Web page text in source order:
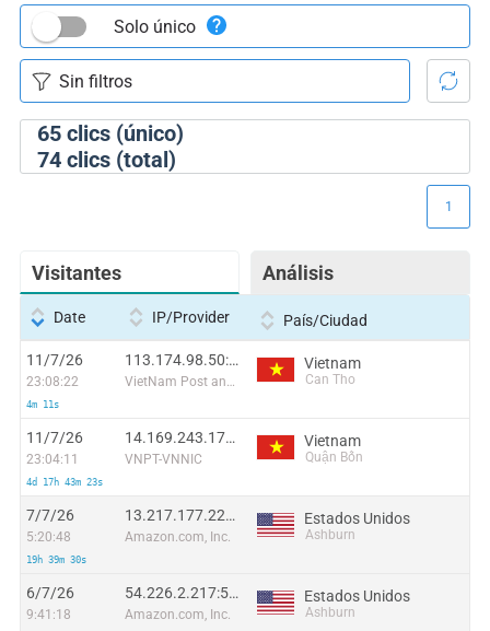
65clics (único)
74clics (total)
Solo único
Visitantes Análisis
1
Date IP/Provider País/Ciudad
11/7/26
23:08:22
4m 11s
113.174.98.50:56796
VietNam Post and Telecom Corporation
Vietnam
Can Tho
11/7/26
23:04:11
4d 17h 43m 23s
14.169.243.178:52141
VNPT-VNNIC
Vietnam
Quận Bốn
7/7/26
5:20:48
19h 39m 30s
13.217.177.227:22875
Amazon.com, Inc.
Estados Unidos
Ashburn
6/7/26
9:41:18
54.226.2.217:59719
Amazon.com, Inc.
Estados Unidos
Ashburn